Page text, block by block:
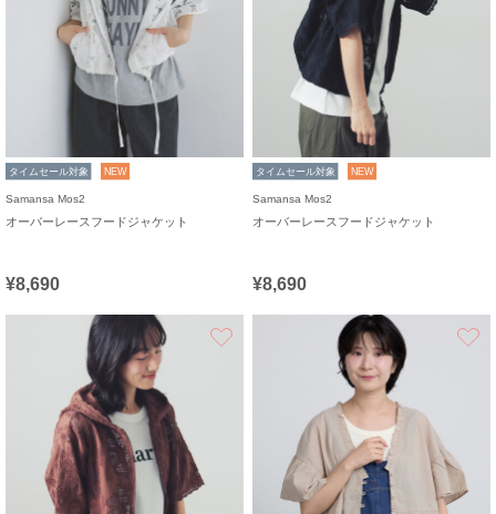
タイムセール対象 NEW
Samansa Mos2
オーバーレースフードジャケット
¥8,690
タイムセール対象 NEW
Samansa Mos2
オーバーレースフードジャケット
¥8,690